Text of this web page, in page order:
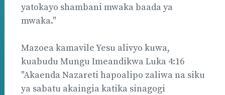
yatokayo shambani mwaka baada ya
mwaka."
Mazoea kamavile Yesu alivyo kuwa,
kuabudu Mungu Imeandikwa Luka 4:16
"Akaenda Nazareti hapoalipo zaliwa na siku
ya sabatu akaingia katika sinagogi